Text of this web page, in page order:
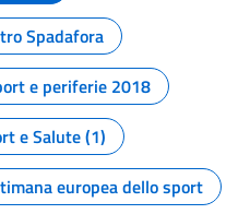
Spadafora
e periferie 2018
e Salute (1)
europea dello sport